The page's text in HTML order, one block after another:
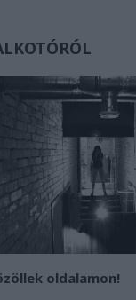
oldalamon!